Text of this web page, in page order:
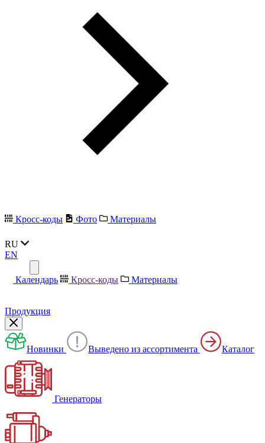
Кросс-коды Фото Материалы
RU
EN
Календарь Кросс-коды Материалы
Продукция
Новинки Выведено из ассортимента Каталог
Генераторы